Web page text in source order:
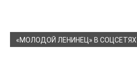
«МОЛОДОЙ ЛЕНИНЕЦ» В СОЦСЕТЯХ